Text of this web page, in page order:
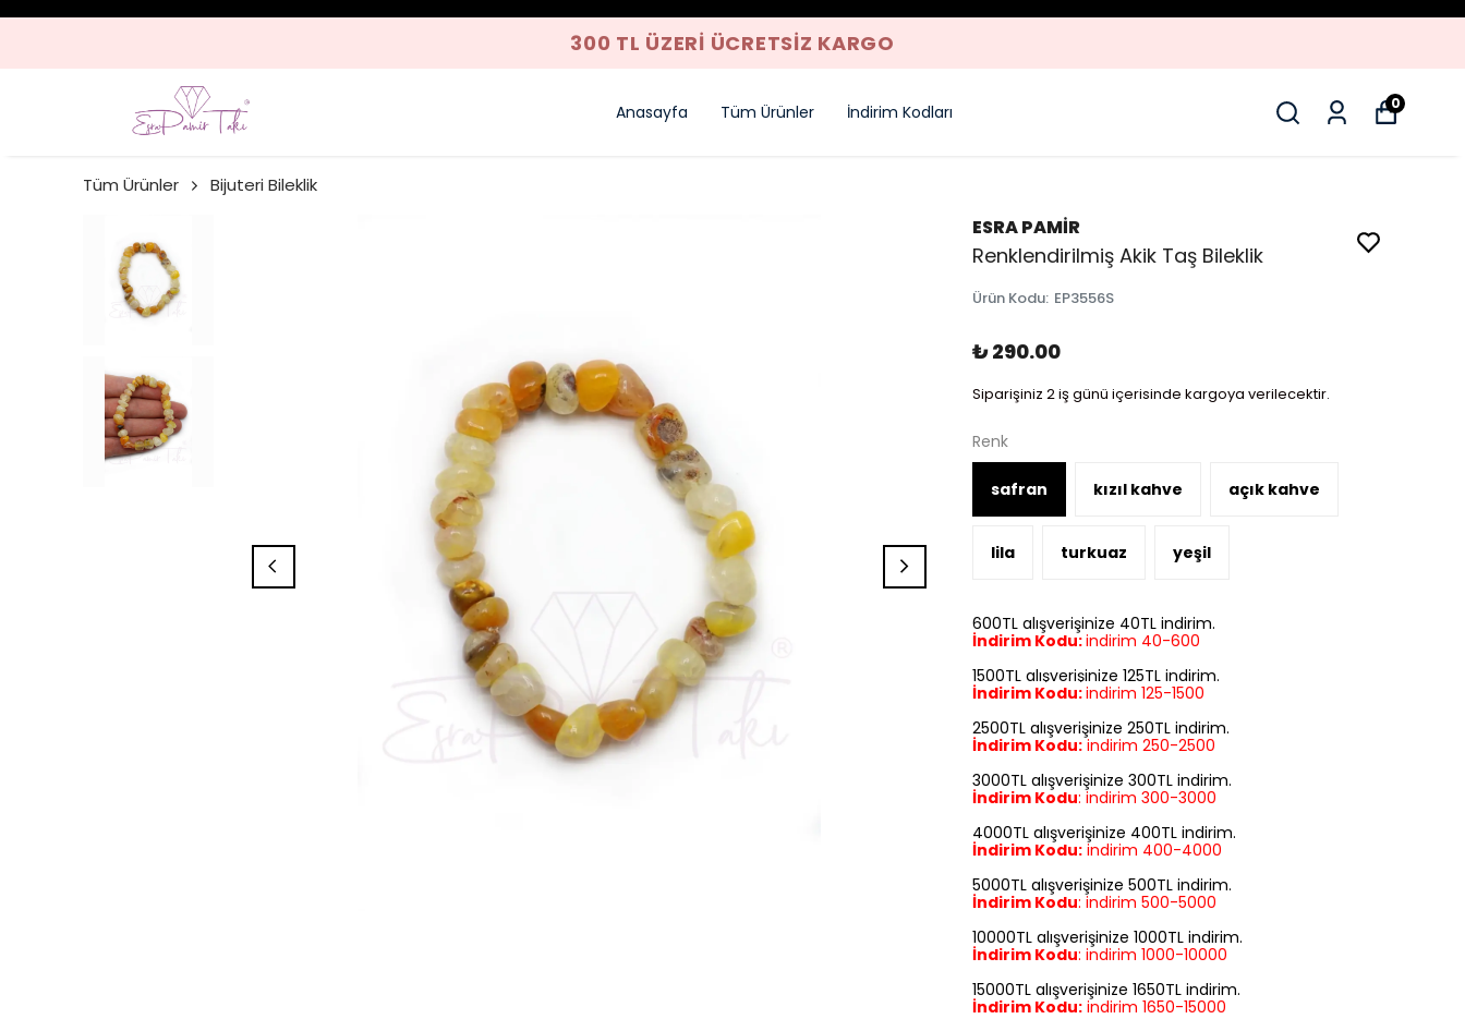
300 TL ÜZERI ÜCRETSIZ KARGO
Anasayfa Tüm Ürünler İndirim Kodları 0
Tüm Ürünler Bijuteri Bileklik
ESRA PAMİR
Renklendirilmiş Akik Taş Bileklik
Ürün Kodu: EP3556S
₺ 290.00
Siparişiniz 2 iş günü içerisinde kargoya verilecektir.
Renk
safran kızıl kahve açık kahve
lila turkuaz yeşil
600TL alışverişinize 40TL indirim.
İndirim Kodu:indirim 40-600
1500TL alışverişinize 125TL indirim.
İndirim Kodu:indirim 125-1500
2500TL alışverişinize 250TL indirim.
İndirim Kodu: indirim 250-2500
3000TL alışverişinize 300TL indirim.
İndirim Kodu: indirim 300-3000
4000TL alışverişinize 400TL indirim.
İndirim Kodu: indirim 400-4000
5000TL alışverişinize 500TL indirim.
İndirim Kodu: indirim 500-5000
10000TL alışverişinize 1000TL indirim.
İndirim Kodu: indirim 1000-10000
15000TL alışverişinize 1650TL indirim.
İndirim Kodu: indirim 1650-15000